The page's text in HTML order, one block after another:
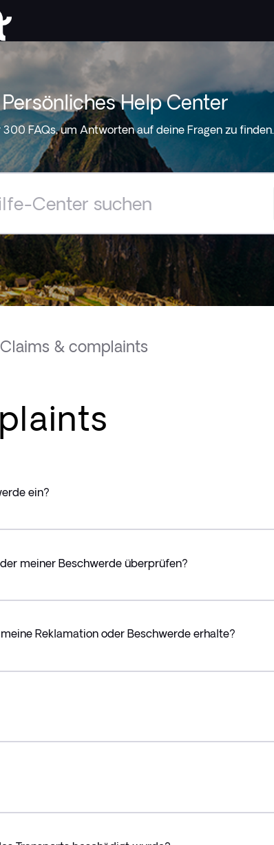
Persönliches Help Center
FAQs, um Antworten auf deine Fragen zu finden.
Claims & complaints
ein?
meiner Beschwerde überprüfen?
Reklamation oder Beschwerde erhalte?